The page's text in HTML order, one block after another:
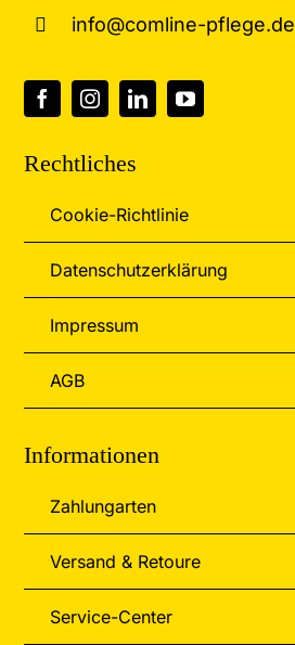
info@comline-pflege.de
Rechtliches
Cookie-Richtlinie
Datenschutzerklärung
Impressum
AGB
Informationen
Zahlungarten
Versand & Retoure
Service-Center